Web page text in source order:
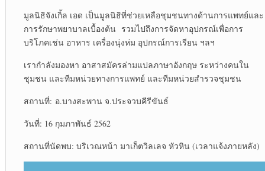
มูลนิธิจังเกิ้ล เอด เป็นมูลนิธิที่ช่วยเหลือชุมชนทางด้านการแพทย์และ
การรักษาพยาบาลเบื้องต้น รวมไปถึงการจัดหาอุปกรณ์เพื่อการ
บริโภคเช่น อาหาร เครื่องนุ่งห่ม อุปกรณ์การเรียน ฯลฯ
เรากำลังมองหา อาสาสมัครล่ามแปลภาษาอังกฤษ ระหว่างคนใน
ชุมชน และทีมหน่วยทางการแพทย์ และทีมหน่วยสำรวจชุมชน
สถานที่: อ.บางสะพาน จ.ประจวบคีรีขันธ์
วันที่: 16 กุมภาพันธ์ 2562
สถานที่นัดพบ: บริเวณหน้า มาเก็ตวิลเลจ หัวหิน (เวลาแจ้งภายหลัง)